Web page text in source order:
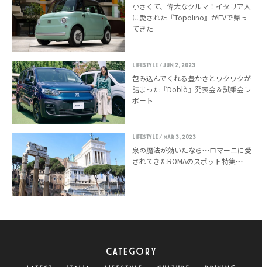
小さくて、偉大なクルマ！イタリア人
に愛された『Topolino』がEVで帰っ
てきた
LIFESTYLE / Jun 2, 2023
包み込んでくれる豊かさとワクワクが
詰まった『Doblò』発表会＆試乗会レ
ポート
LIFESTYLE/ Mar 3, 2023
泉の魔法が効いたなら〜ロマーニに愛
されてきたROMAのスポット特集〜
CATEGORY